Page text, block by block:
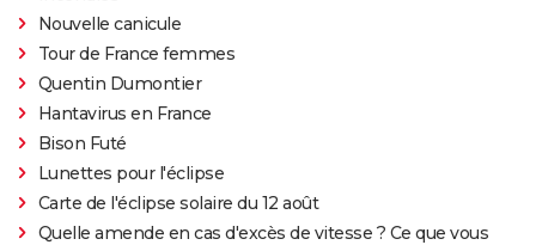
Nouvelle canicule
Tour de France femmes
Quentin Dumontier
Hantavirus en France
Bison Futé
Lunettes pour l'éclipse
Carte de l'éclipse solaire du 12 août
Quelle amende en cas d'excès de vitesse ? Ce que vous